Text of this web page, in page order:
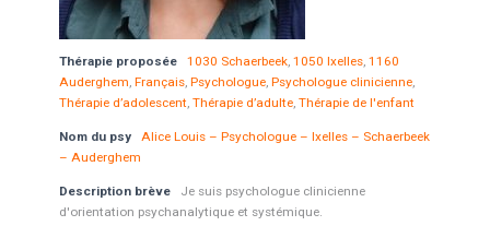
Nom du psy
Alice Louis – Psychologue – Ixelles – Schaerbeek
– Auderghem
Thérapie proposée 1030 Schaerbeek, 1050 Ixelles, 1160
Auderghem, Français, Psychologue, Psychologue clinicienne,
Thérapie d’adolescent, Thérapie d’adulte, Thérapie de l'enfant
Description brève
Je suis psychologue clinicienne
d'orientation psychanalytique et systémique.